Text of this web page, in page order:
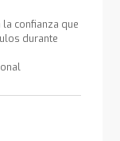
la confianza que
durante